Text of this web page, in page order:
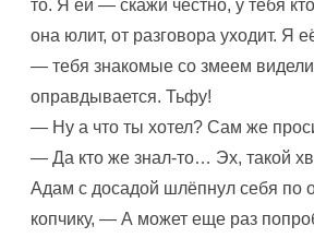
то. Я ей — скажи честно, у тебя
она юлит, от разговора уходит. Я
— тебя знакомые со змеем
оправдывается. Тьфу!
— Ну а что ты хотел? Сам же
— Да кто же знал-то… Эх, такой
Адам с досадой шлёпнул себя по
копчику, — А может еще раз